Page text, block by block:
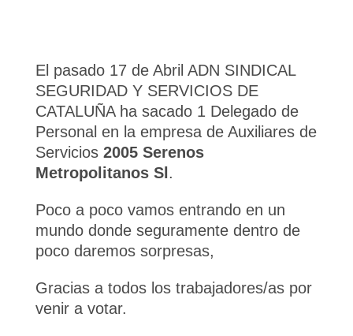
El pasado 17 de Abril ADN SINDICAL
SEGURIDAD Y SERVICIOS DE
CATALUÑA ha sacado 1 Delegado de
Personal en la empresa de Auxiliares de
Servicios 2005 Serenos
Metropolitanos Sl .
Poco a poco vamos entrando en un
mundo donde seguramente dentro de
poco daremos sorpresas,
Gracias a todos los trabajadores/as por
venir a votar.